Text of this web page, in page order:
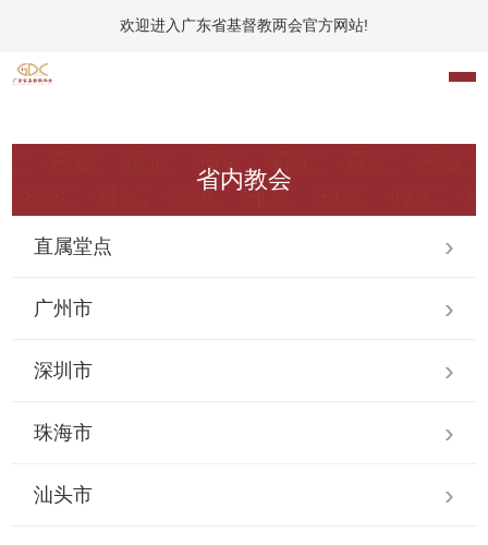
欢迎进入广东省基督教两会官方网站!
省内教会
直属堂点
广州市
深圳市
珠海市
汕头市